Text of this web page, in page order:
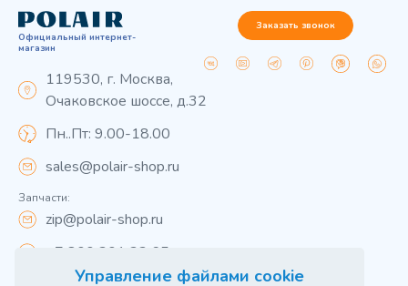
Управление файлами cookie
Официальный интернет-
магазин
119530, г. Москва,
Очаковское шоссе, д.32
Пн..Пт: 9.00-18.00
sales@polair-shop.ru
Запчасти:
zip@polair-shop.ru
+7 800 301 33 65
Заказать звонок